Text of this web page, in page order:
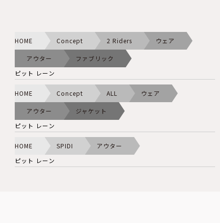
HOME Concept 2 Riders ウェア
アウター
ファブリック
ピット レーン
HOME Concept ALL ウェア
アウター
ジャケット
ピット レーン
HOME SPIDI
アウター
ピット レーン